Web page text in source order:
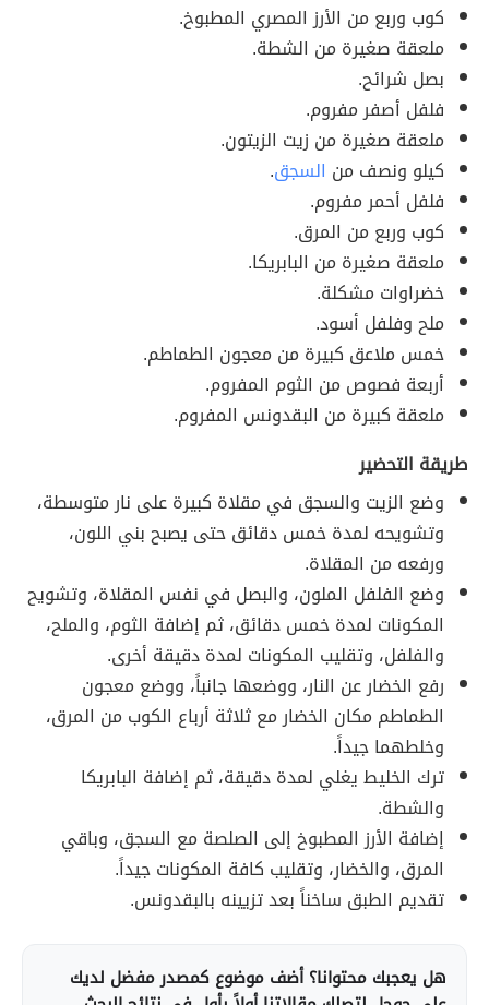
كوب وربع من الأرز المصري المطبوخ.
ملعقة صغيرة من الشطة.
بصل شرائح.
فلفل أصفر مفروم.
ملعقة صغيرة من زيت الزيتون.
كيلو ونصف من السجق.
فلفل أحمر مفروم.
كوب وربع من المرق.
ملعقة صغيرة من البابريكا.
خضراوات مشكلة.
ملح وفلفل أسود.
خمس ملاعق كبيرة من معجون الطماطم.
أربعة فصوص من الثوم المفروم.
ملعقة كبيرة من البقدونس المفروم.
طريقة التحضير
وضع الزيت والسجق في مقلاة كبيرة على نار متوسطة،
وتشويحه لمدة خمس دقائق حتى يصبح بني اللون،
ورفعه من المقلاة.
وضع الفلفل الملون، والبصل في نفس المقلاة، وتشويح
المكونات لمدة خمس دقائق، ثم إضافة الثوم، والملح،
والفلفل، وتقليب المكونات لمدة دقيقة أخرى.
رفع الخضار عن النار، ووضعها جانباً، ووضع معجون
الطماطم مكان الخضار مع ثلاثة أرباع الكوب من المرق،
وخلطهما جيداً.
ترك الخليط يغلي لمدة دقيقة، ثم إضافة البابريكا
والشطة.
إضافة الأرز المطبوخ إلى الصلصة مع السجق، وباقي
المرق، والخضار، وتقليب كافة المكونات جيداً.
تقديم الطبق ساخناً بعد تزيينه بالبقدونس.
هل يعجبك محتوانا؟ أضف موضوع كمصدر مفضل لديك